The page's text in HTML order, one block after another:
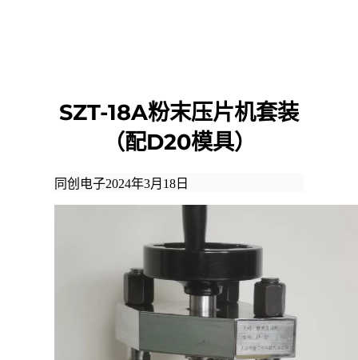
SZT-18A粉末压片机套装
（配D20模具）
同创电子2024年3月18日